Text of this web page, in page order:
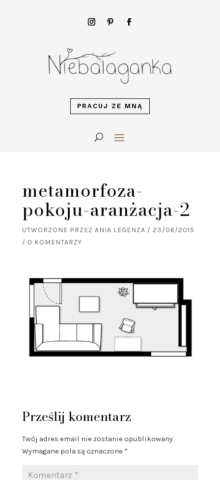
PRACUJ ZE MNĄ
metamorfoza-
pokoju-aranżacja-2
UTWORZONE PRZEZ ANIA LEGENZA / 23/06/2015
/ 0 KOMENTARZY
Prześlij komentarz
Twój adres email nie zostanie opublikowany.
Wymagane pola są oznaczone *